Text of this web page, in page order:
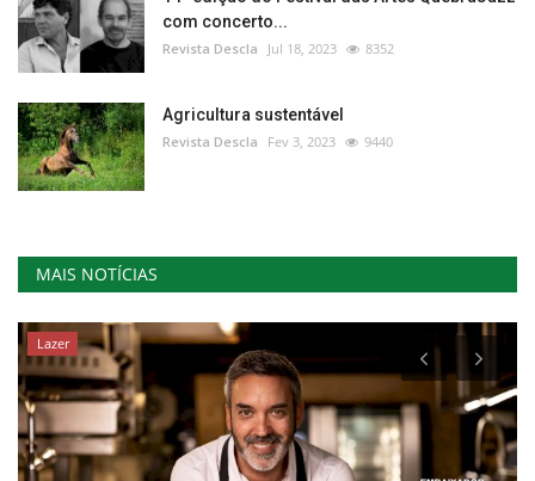
com concerto...
Revista Descla Jul 18, 2023 8352
Agricultura sustentável
Revista Descla Fev 3, 2023 9440
MAIS NOTÍCIAS
Lazer